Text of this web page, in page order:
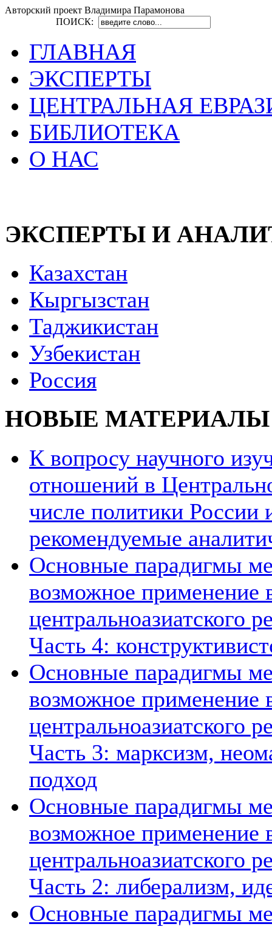
Авторский проект Владимира Парамонова
ПОИСК:
ГЛАВНАЯ
ЭКСПЕРТЫ
ЦЕНТРАЛЬНАЯ
БИБЛИОТЕКА
О НАС
ЭКСПЕРТЫ И
Казахстан
Кыргызстан
Таджикистан
Узбекистан
Россия
НОВЫЕ МАТЕРИАЛЫ
К вопросу научного
отношений в
числе политики России
рекомендуемые
Основные парадигмы
возможное применение
центральноазиатского
Часть 4:
Основные парадигмы
возможное применение
центральноазиатского
Часть 3: марксизм,
подход
Основные парадигмы
возможное применение
центральноазиатского
Часть 2: либерализм,
Основные парадигмы